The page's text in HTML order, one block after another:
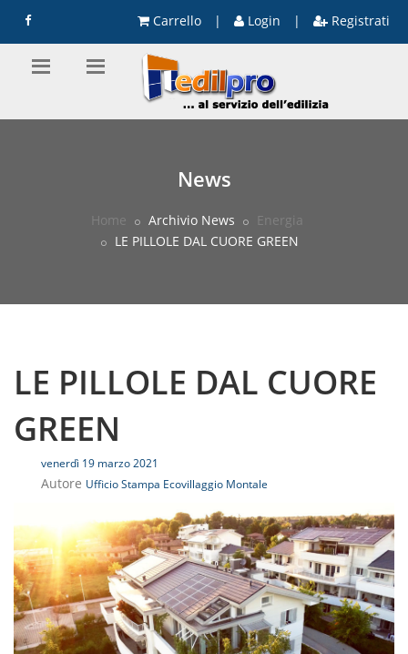
Carrello | Login | Registrati
News
Home Archivio News
Energia
LE PILLOLE DAL CUORE GREEN
LE PILLOLE DAL CUORE
GREEN
venerdì 19 marzo 2021
Autore Ufficio Stampa Ecovillaggio Montale